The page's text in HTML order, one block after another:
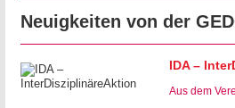
Neuigkeiten von der
IDA –
Aus dem